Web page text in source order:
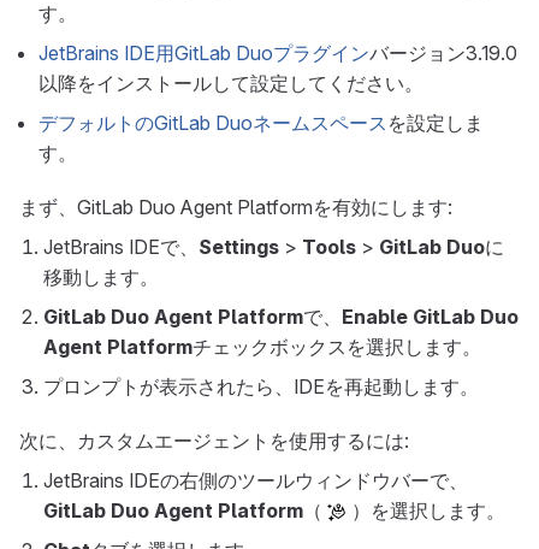
す。
JetBrains IDE用GitLab Duoプラグインバージョン3.19.0
以降をインストールして設定してください。
デフォルトのGitLab Duoネームスペース を設定しま
す。
まず、GitLab Duo Agent Platformを有効にします:
JetBrains IDEで、 Settings > Tools > GitLab Duoに
移動します。
GitLab Duo Agent Platformで、 Enable GitLab Duo
Agent Platformチェックボックスを選択します。
プロンプトが表示されたら、IDEを再起動します。
次に、カスタムエージェントを使用するには:
JetBrains IDEの右側のツールウィンドウバーで、
GitLab Duo Agent Platform （
）を選択します。